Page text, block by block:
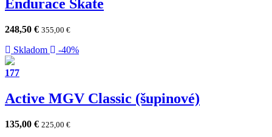
Endurace Skate
248,50 € 355,00 €
Skladom -40%
177
Active MGV Classic (šupinové)
135,00 € 225,00 €